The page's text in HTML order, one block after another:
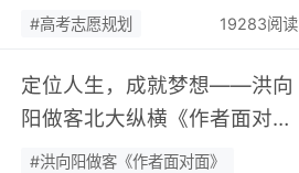
数据，靠“人”…
#高考志愿规划 19283阅读
定位人生，成就梦想——洪向
阳做客北大纵横《作者面对
面》开展职业规划专题分享…
#洪向阳做客《作者面对面》